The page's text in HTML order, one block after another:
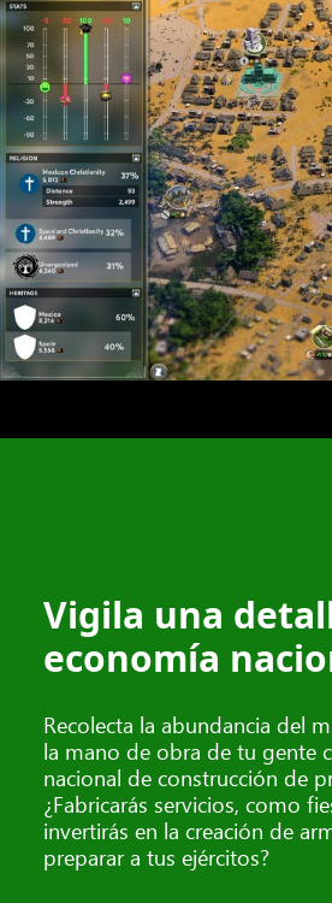
Vigila una
economía
Recolecta la abundancia del
la mano de obra de tu gente
nacional de construcción de
¿Fabricarás servicios, como
invertirás en la creación de
preparar a tus ejércitos?